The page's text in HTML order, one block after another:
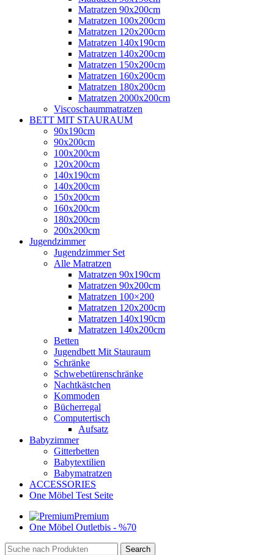
Matratzen 90x200cm
Matratzen 100x200cm
Matratzen 120x200cm
Matratzen 140x190cm
Matratzen 140x200cm
Matratzen 150x200cm
Matratzen 160x200cm
Matratzen 180x200cm
Matratzen 2000x200cm
Viscoschaummatratzen
BETT MIT STAURAUM
90x190cm
90x200cm
100x200cm
120x200cm
140x190cm
140x200cm
150x200cm
160x200cm
180x200cm
200x200cm
Jugendzimmer
Jugendzimmer Set
Alle Matratzen
Matratzen 90x190cm
Matratzen 90x200cm
Matratzen 100×200
Matratzen 120x200cm
Matratzen 140x190cm
Matratzen 140x200cm
Betten
Jugendbett Mit Stauraum
Schränke
Schwebetürenschränke
Nachtkästchen
Kommoden
Bücherregal
Computertisch
Aufsatz
Babyzimmer
Gitterbetten
Babytextilien
Babymatratzen
ACCESSORIES
One Möbel Test Seite
Premium
One Möbel Outletbis - %70
Search